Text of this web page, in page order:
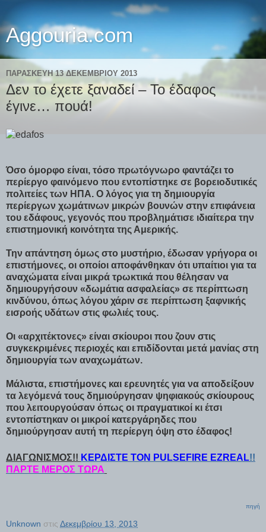
Aggouria.com
ΠΑΡΑΣΚΕΥΉ 13 ΔΕΚΕΜΒΡΊΟΥ 2013
Δεν το έχετε ξαναδεί – Το έδαφος
έγινε… πουά!
Όσο όμορφο είναι, τόσο πρωτόγνωρο φαντάζει το
περίεργο φαινόμενο που εντοπίστηκε σε βορειοδυτικές
πολιτείες των ΗΠΑ. Ο λόγος για τη δημιουργία
περίεργων χωμάτινων μικρών βουνών στην επιφάνεια
του εδάφους, γεγονός που προβλημάτισε ιδιαίτερα την
επιστημονική κοινότητα της Αμερικής.
Την απάντηση όμως στο μυστήριο, έδωσαν γρήγορα οι
επιστήμονες, οι οποίοι αποφάνθηκαν ότι υπαίτιοι για τα
αναχώματα είναι μικρά τρωκτικά που θέλησαν να
δημιουργήσουν «δωμάτια ασφαλείας» σε περίπτωση
κινδύνου, όπως λόγου χάριν σε περίπτωση ξαφνικής
εισροής υδάτων στις φωλιές τους.
Οι «αρχιτέκτονες» είναι σκίουροι που ζουν στις
συγκεκριμένες περιοχές και επιδίδονται μετά μανίας στη
δημιουργία των αναχωμάτων.
Μάλιστα, επιστήμονες και ερευνητές για να αποδείξουν
τα λεγόμενά τους δημιούργησαν ψηφιακούς σκίουρους
που λειτουργούσαν όπως οι πραγματικοί κι έτσι
εντοπίστηκαν οι μικροί κατεργάρηδες που
δημιούργησαν αυτή τη περίεργη όψη στο έδαφος!
ΔΙΑΓΩΝΙΣΜΟΣ!! ΚΕΡΔΙΣΤΕ ΤΟΝ PULSEFIRE EZREAL!!
ΠΑΡΤΕ ΜΕΡΟΣ ΤΩΡΑ
πηγή
Unknown στις Δεκεμβρίου 13, 2013